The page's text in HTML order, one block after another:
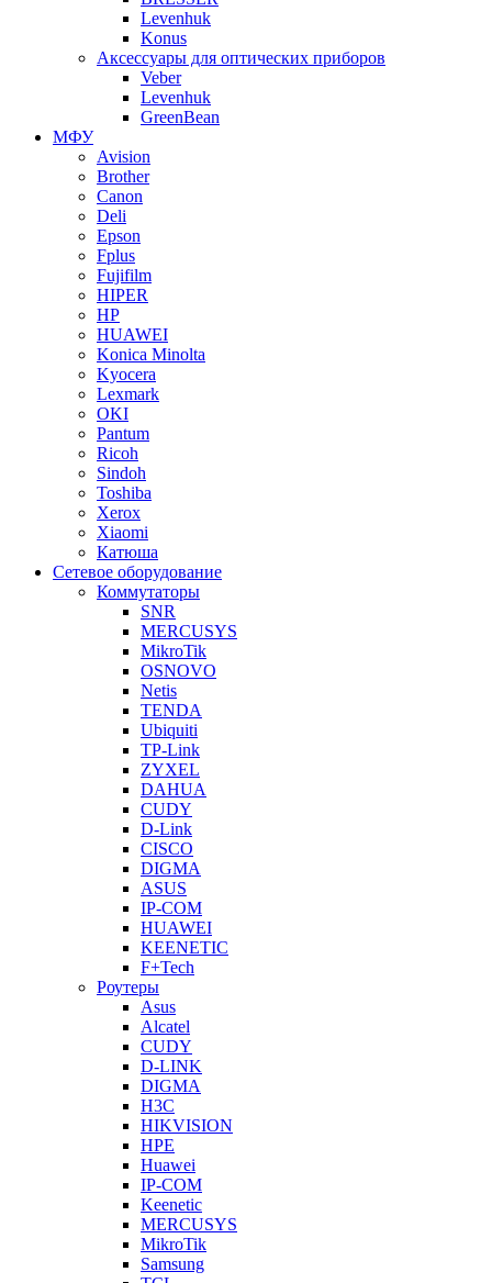
Levenhuk
Konus
Аксессуары для оптических приборов
Veber
Levenhuk
GreenBean
МФУ
Avision
Brother
Canon
Deli
Epson
Fplus
Fujifilm
HIPER
HP
HUAWEI
Konica Minolta
Kyocera
Lexmark
OKI
Pantum
Ricoh
Sindoh
Toshiba
Xerox
Xiaomi
Катюша
Сетевое оборудование
Коммутаторы
SNR
MERCUSYS
MikroTik
OSNOVO
Netis
TENDA
Ubiquiti
TP-Link
ZYXEL
DAHUA
CUDY
D-Link
CISCO
DIGMA
ASUS
IP-COM
HUAWEI
KEENETIC
F+Tech
Роутеры
Asus
Alcatel
CUDY
D-LINK
DIGMA
H3C
HIKVISION
HPE
Huawei
IP-COM
Keenetic
MERCUSYS
MikroTik
Samsung